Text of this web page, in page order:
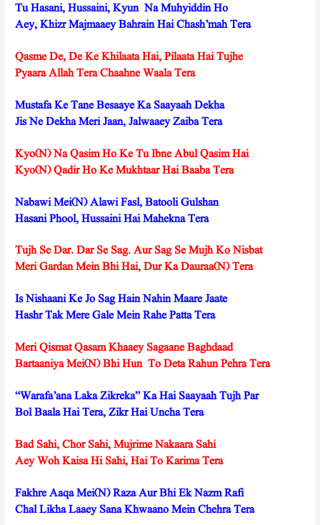
Tu Hasani, Hussaini, Kyun Na Muhyiddin Ho
Aey, Khizr Majmaaey Bahrain Hai Chash’mah Tera
Qasme De, De Ke Khilaata Hai, Pilaata Hai Tujhe
Pyaara Allah Tera Chaahne Waala Tera
Mustafa Ke Tane Besaaye Ka Saayaah Dekha
Jis Ne Dekha Meri Jaan, Jalwaaey Zaiba Tera
Kyo(N) Na Qasim Ho Ke Tu Ibne Abul Qasim Hai
Kyo(N) Qadir Ho Ke Mukhtaar Hai Baaba Tera
Nabawi Mei(N) Alawi Fasl, Batooli Gulshan
Hasani Phool, Hussaini Hai Mahekna Tera
Tujh Se Dar. Dar Se Sag. Aur Sag Se Mujh Ko Nisbat
Meri Gardan Mein Bhi Hai, Dur Ka Dauraa(N) Tera
Is Nishaani Ke Jo Sag Hain Nahin Maare Jaate
Hashr Tak Mere Gale Mein Rahe Patta Tera
Meri Qismat Qasam Khaaey Sagaane Baghdaad
Bartaaniya Mei(N) Bhi Hun To Deta Rahun Pehra Tera
“Warafa’ana Laka Zikreka” Ka Hai Saayaah Tujh Par
Bol Baala Hai Tera, Zikr Hai Uncha Tera
Bad Sahi, Chor Sahi, Mujrime Nakaara Sahi
Aey Woh Kaisa Hi Sahi, Hai To Karima Tera
Fakhre Aaqa Mei(N) Raza Aur Bhi Ek Nazm Rafi
Chal Likha Laaey Sana Khwaano Mein Chehra Tera